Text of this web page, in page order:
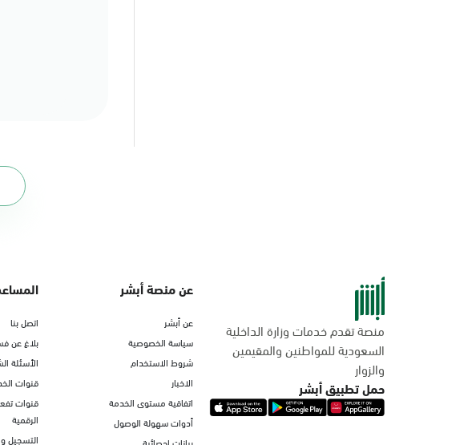
منصة تقدم خدمات وزارة الداخلية
السعودية للمواطنين والمقيمين
والزوار
حمل تطبيق أبشر
عن منصة أبشر
عن أبشر
سياسة الخصوصية
شروط الاستخدام
الاخبار
اتفاقية مستوى الخدمة
أدوات سهولة الوصول
اتصل بنا
بلاغ عن
الأسئلة
قنوات
قنوات
الرقمية
التسجيل